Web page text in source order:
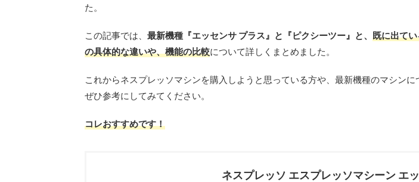
た。
この記事では、 最新機種『エッセンサ プラス』と『ピクシーツー』と、 既に出て
の具体的な違いや、機能の比較について詳しくまとめました。
これからネスプレッソマシンを購入しようと思っている方や、最新機種のマシン
ぜひ参考にしてみてください。
コレおすすめです！
ネスプレッソ エスプレッソマシーン エ